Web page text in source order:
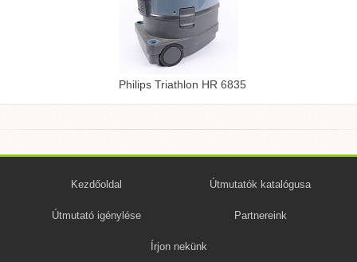
Philips Triathlon HR 6835
Kezdőoldal Útmutatók katalógusa
Útmutató igénylése Partnereink
Írjon nekünk